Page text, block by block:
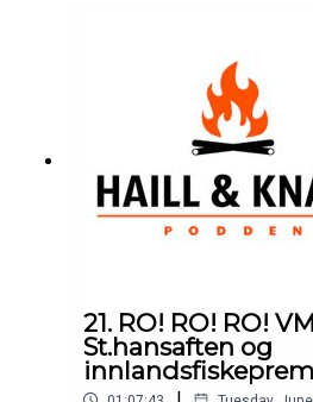
21. RO! RO! RO!
St.hansaften og